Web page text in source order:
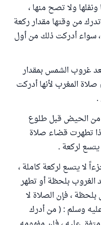
ولا تصح منها ،
من وقتها مقدار ركعة
سواء أدركت ذلك من أول
غروب الشمس بمقدار
المغرب لأنها أدركت
.
من الحيض قبل طلوع
تطهرت قضاء صلاة
لركعة .
لا يتسع لركعة كاملة ،
الغروب بلحظة أو تطهر
، فإن الصلاة لا
وسلم : ( من أدرك